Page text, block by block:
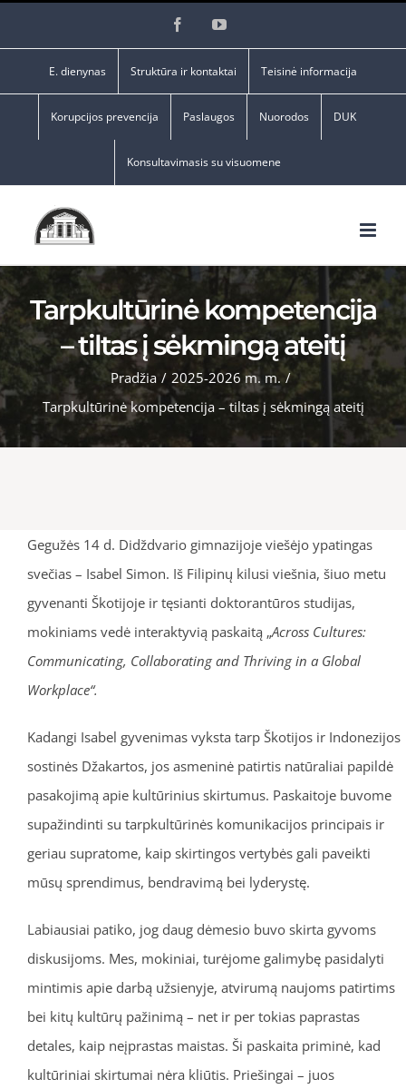
FacebookYouTube
E. dienynas Struktūra ir kontaktai Teisinė informacija
Korupcijos prevencija Paslaugos Nuorodos DUK
Konsultavimasis su visuomene
Tarpkultūrinė kompetencija
– tiltas į sėkmingą ateitį
Pradžia / 2025-2026 m. m. /
Tarpkultūrinė kompetencija – tiltas į sėkmingą ateitį
Gegužės 14 d. Didždvario gimnazijoje viešėjo ypatingas
svečias – Isabel Simon. Iš Filipinų kilusi viešnia, šiuo metu
gyvenanti Škotijoje ir tęsianti doktorantūros studijas,
mokiniams vedė interaktyvią paskaitą „Across Cultures:
Communicating, Collaborating and Thriving in a Global
Workplace“.
Kadangi Isabel gyvenimas vyksta tarp Škotijos ir Indonezijos
sostinės Džakartos, jos asmeninė patirtis natūraliai papildė
pasakojimą apie kultūrinius skirtumus. Paskaitoje buvome
supažindinti su tarpkultūrinės komunikacijos principais ir
geriau supratome, kaip skirtingos vertybės gali paveikti
mūsų sprendimus, bendravimą bei lyderystę.
Labiausiai patiko, jog daug dėmesio buvo skirta gyvoms
diskusijoms. Mes, mokiniai, turėjome galimybę pasidalyti
mintimis apie darbą užsienyje, atvirumą naujoms patirtims
bei kitų kultūrų pažinimą – net ir per tokias paprastas
detales, kaip neįprastas maistas. Ši paskaita priminė, kad
kultūriniai skirtumai nėra kliūtis. Priešingai – juos